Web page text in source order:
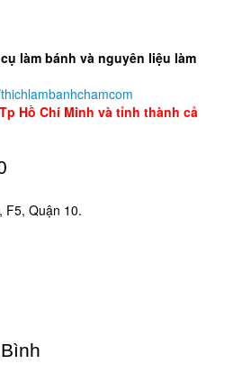
làm bánh và nguyên liệu làm
Hồ Chí Minh và tỉnh thành cả
F5, Quận 10.